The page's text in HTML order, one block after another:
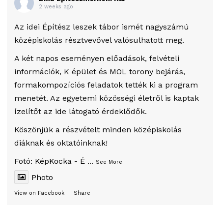
2 weeks ago
Az idei Építész leszek tábor ismét nagyszámú
középiskolás résztvevővel valósulhatott meg.
A két napos eseményen előadások, felvételi
információk, K épület és MOL torony bejárás,
formakompozíciós feladatok tették ki a program
menetét. Az egyetemi közösségi életről is kaptak
ízelítőt az ide látogató érdeklődők.
Köszönjük a részvételt minden középiskolás
diáknak és oktatóinknak!
Fotó: KépKocka - É ... See More
Photo
View on Facebook · Share